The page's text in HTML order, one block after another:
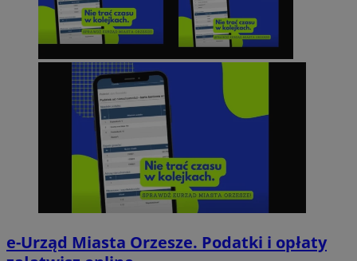
e-Urząd Miasta Orzesze. Podatki i opłaty